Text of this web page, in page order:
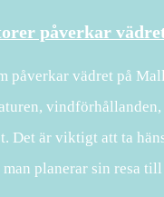
påverkar
påverkar vädret på
Det är viktigt att ta
planerar sin resa